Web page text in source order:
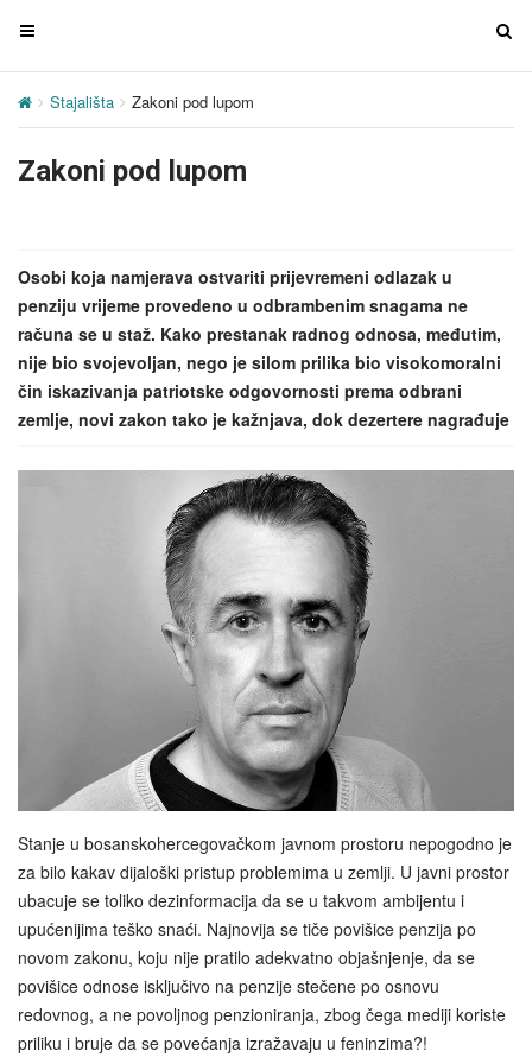
T
g
e
i
g
a
t
i
o
T
a
t
o
Stajališta Zakoni pod lupom
Zakoni pod lupom
Osobi koja namjerava ostvariti prijevremeni odlazak u
penziju vrijeme provedeno u odbrambenim snagama ne
računa se u staž. Kako prestanak radnog odnosa, međutim,
nije bio svojevoljan, nego je silom prilika bio visokomoralni
čin iskazivanja patriotske odgovornosti prema odbrani
zemlje, novi zakon tako je kažnjava, dok dezertere nagrađuje
Stanje u bosanskohercegovačkom javnom prostoru nepogodno je
za bilo kakav dijaloški pristup problemima u zemlji. U javni prostor
ubacuje se toliko dezinformacija da se u takvom ambijentu i
upućenijima teško snaći. Najnovija se tiče povišice penzija po
novom zakonu, koju nije pratilo adekvatno objašnjenje, da se
povišice odnose isključivo na penzije stečene po osnovu
redovnog, a ne povoljnog penzioniranja, zbog čega mediji koriste
priliku i bruje da se povećanja izražavaju u feninzima?!